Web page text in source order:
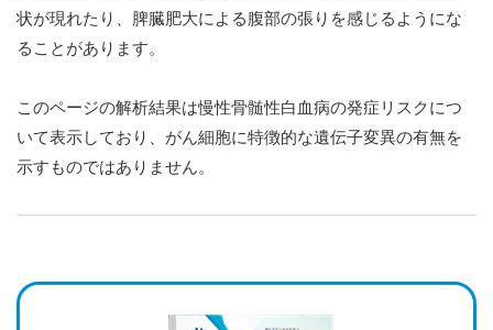
状が現れたり、脾臓肥大による腹部の張りを感じるようにな
ることがあります。
このページの解析結果は慢性骨髄性白血病の発症リスクにつ
いて表示しており、がん細胞に特徴的な遺伝子変異の有無を
示すものではありません。